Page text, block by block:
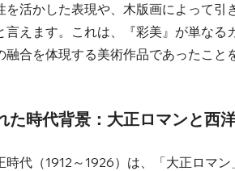
を活かした表現や、木版画によって引
言えます。これは、『彩美』が単なる
融合を体現する美術作品であったこと
た時代背景：大正ロマンと西
時代（1912～1926）は、「大正ロマ